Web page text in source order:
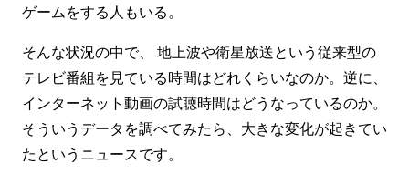
ゲームをする人もいる。
そんな状況の中で、 地上波や衛星放送という従来型の
テレビ番組を見ている時間はどれくらいなのか。逆に、
インターネット動画の試聴時間はどうなっているのか。
そういうデータを調べてみたら、大きな変化が起きてい
たというニュースです。